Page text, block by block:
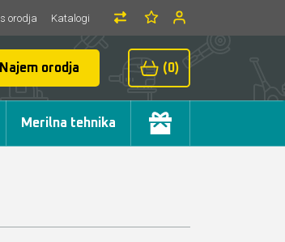
orodja Katalogi
Najem orodja (0)
Merilna tehnika